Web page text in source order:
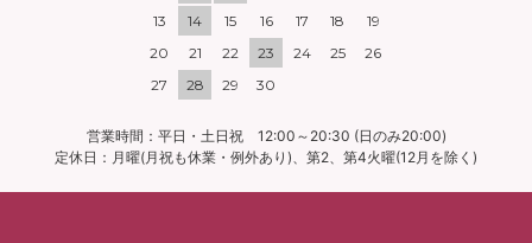
13
14 15 16 17 18
19
20
21 22 23 24 25
26
27
28 29 30
営業時間：平日・土日祝 12:00～20:30 (日のみ20:00)
定休日：月曜(月祝も休業・例外あり)、第2、第4火曜(12月を除く)